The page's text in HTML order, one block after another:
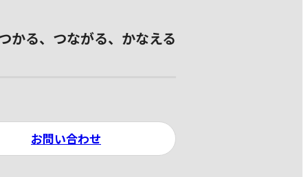
かる、つながる、かなえる
お問い合わせ